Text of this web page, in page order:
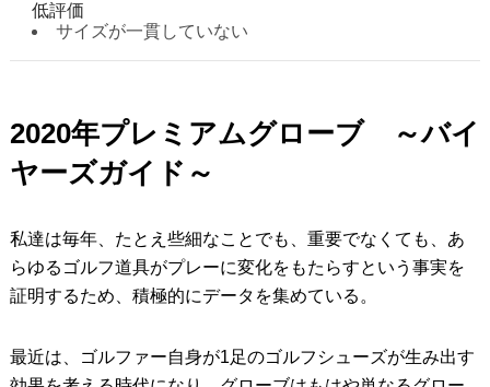
低評価
サイズが一貫していない
2020年プレミアムグローブ ～バイ
ヤーズガイド～
私達は毎年、たとえ些細なことでも、重要でなくても、あ
らゆるゴルフ道具がプレーに変化をもたらすという事実を
証明するため、積極的にデータを集めている。
最近は、ゴルファー自身が1足のゴルフシューズが生み出す